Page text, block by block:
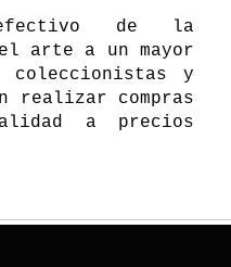
de la
arte a un mayor
coleccionistas y
realizar compras
a precios